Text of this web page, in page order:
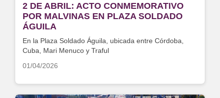
2 DE ABRIL: ACTO CONMEMORATIVO
POR MALVINAS EN PLAZA SOLDADO
ÁGUILA
En la Plaza Soldado Águila, ubicada entre Córdoba,
Cuba, Mari Menuco y Traful
01/04/2026